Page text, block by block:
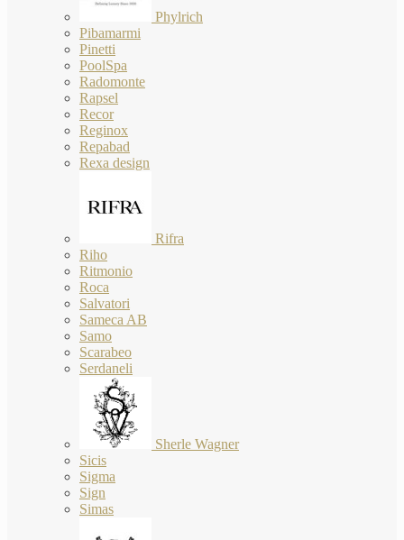
Phylrich
Pibamarmi
Pinetti
PoolSpa
Radomonte
Rapsel
Recor
Reginox
Repabad
Rexa design
Rifra
Riho
Ritmonio
Roca
Salvatori
Sameca AB
Samo
Scarabeo
Serdaneli
Sherle Wagner
Sicis
Sigma
Sign
Simas